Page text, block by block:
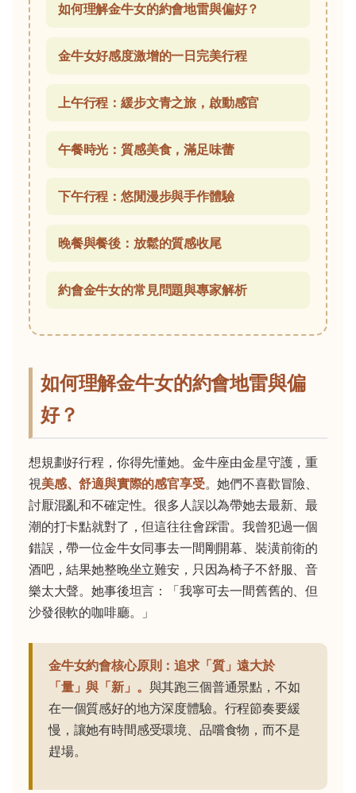
如何理解金牛女的約會地雷與偏好？
金牛女好感度激增的一日完美行程
上午行程：緩步文青之旅，啟動感官
午餐時光：質感美食，滿足味蕾
下午行程：悠閒漫步與手作體驗
晚餐與餐後：放鬆的質感收尾
約會金牛女的常見問題與專家解析
如何理解金牛女的約會地雷與偏
好？
想規劃好行程，你得先懂她。金牛座由金星守護，重
視美感、舒適與實際的感官享受。她們不喜歡冒險、
討厭混亂和不確定性。很多人誤以為帶她去最新、最
潮的打卡點就對了，但這往往會踩雷。我曾犯過一個
錯誤，帶一位金牛女同事去一間剛開幕、裝潢前衛的
酒吧，結果她整晚坐立難安，只因為椅子不舒服、音
樂太大聲。她事後坦言：「我寧可去一間舊舊的、但
沙發很軟的咖啡廳。」
金牛女約會核心原則：追求「質」遠大於
「量」與「新」。 與其跑三個普通景點，不如
在一個質感好的地方深度體驗。行程節奏要緩
慢，讓她有時間感受環境、品嚐食物，而不是
趕場。